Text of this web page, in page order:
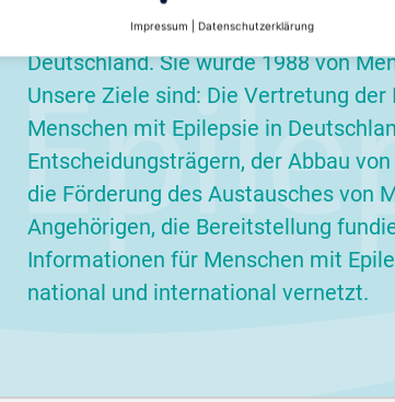
Epilepsievereinigung ist der
Deutschland. Sie wurde 1988 von
Unsere Ziele sind: Die Vertretung
Menschen mit Epilepsie in
Entscheidungsträgern, der Abbau
die Förderung des Austausches von
Angehörigen, die Bereitstellung
Informationen für Menschen mit
national und international vernetzt.
Impressum Datenschutzerklärung